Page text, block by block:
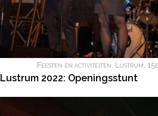
Feesten en activiteiten Lustrum
Lustrum 2022: Openingsstunt